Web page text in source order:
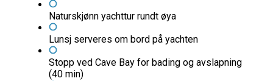
Naturskjønn yachttur rundt øya
Lunsj serveres om bord på yachten
Stopp ved Cave Bay for bading og avslapning
(40 min)